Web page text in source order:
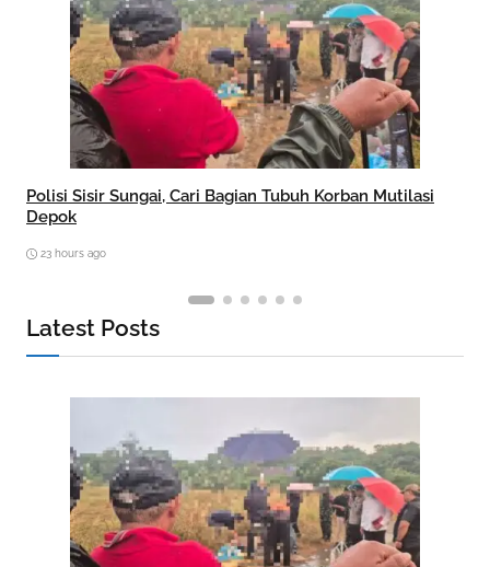
Polisi Sisir Sungai, Cari Bagian Tubuh Korban Mutilasi
Depok
23 hours ago
Latest Posts